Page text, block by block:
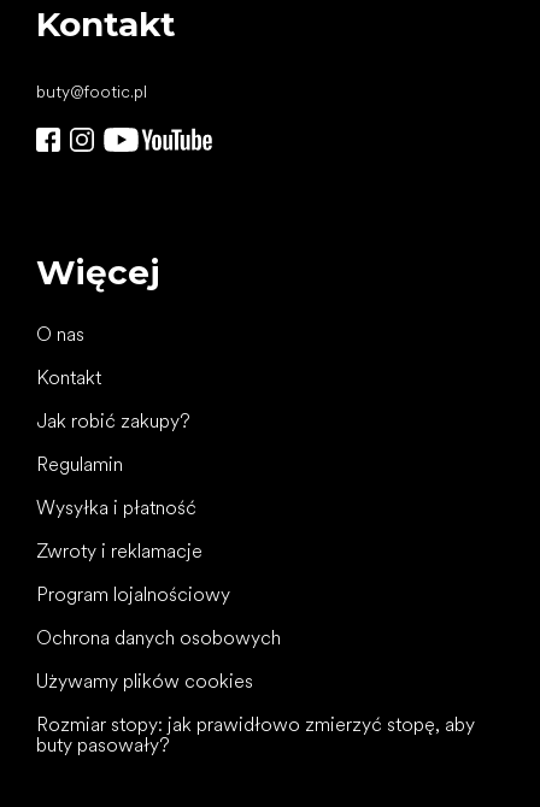
Kontakt
buty@footic.pl
Więcej
O nas
Kontakt
Jak robić zakupy?
Regulamin
Wysyłka i płatność
Zwroty i reklamacje
Program lojalnościowy
Ochrona danych osobowych
Używamy plików cookies
Rozmiar stopy: jak prawidłowo zmierzyć stopę, aby
buty pasowały?